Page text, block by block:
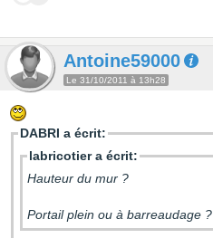
Antoine59000
Le 31/10/2011 à 13h28
DABRI a écrit:
labricotier a écrit:
Hauteur du mur ?
Portail plein ou à barreaudage ?